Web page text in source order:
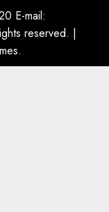
Dumanit
që e
E-mail:
reserved. |